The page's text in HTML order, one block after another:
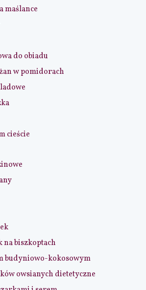
maślance
do obiadu
w pomidorach
cieście
na biszkoptach
budyniowo-kokosowym
owsianych dietetyczne